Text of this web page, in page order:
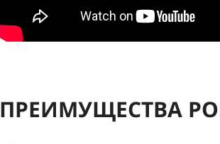
ПРЕИМУЩЕСТВА